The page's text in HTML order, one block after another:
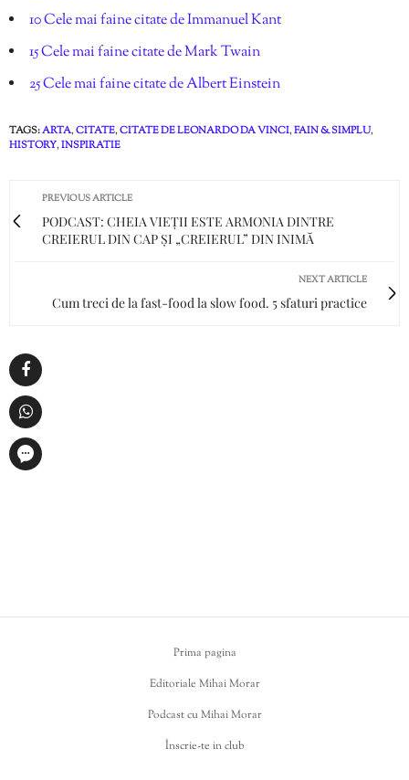
10 Cele mai faine citate de Immanuel Kant
15 Cele mai faine citate de Mark Twain
25 Cele mai faine citate de Albert Einstein
TAGS:ARTA,CITATE,CITATE DE LEONARDO DA VINCI,FAIN & SIMPLU,
HISTORY,INSPIRATIE
PREVIOUS ARTICLE
PODCAST: CHEIA VIEȚII ESTE ARMONIA DINTRE
CREIERUL DIN CAP ȘI „CREIERUL” DIN INIMĂ
NEXT ARTICLE
Cum treci de la fast-food la slow food. 5 sfaturi practice
Prima pagina
Editoriale Mihai Morar
Podcast cu Mihai Morar
Înscrie-te in club